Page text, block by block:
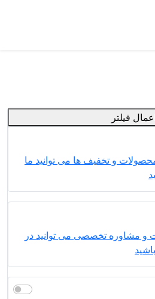
فیلتر
و تخفیف ها می توانید ما
و مشاوره تخصصی می توانید در